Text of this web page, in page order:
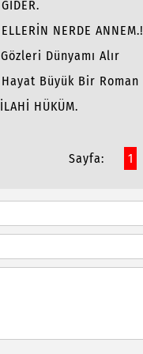
GİDER.
ELLERİN NERDE ANNEM.!
Gözleri Dünyamı Alır
Hayat Büyük Bir Roman
İLAHİ HÜKÜM.
Sayfa: 1